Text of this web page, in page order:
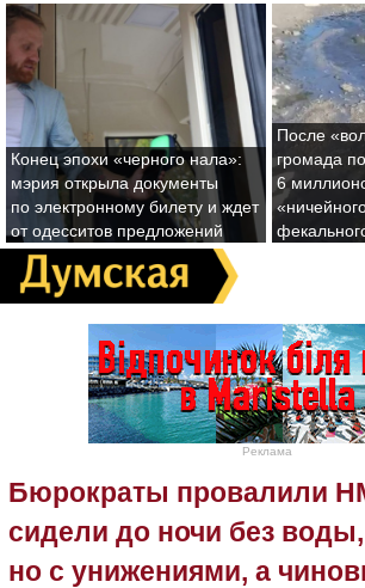
Конец эпохи «черного нала»:
мэрия открыла документы
по электронному билету и ждет
от одесситов предложений
После
громада
6
Реклама
Бюрократы провалили
сидели до ночи без воды,
но с унижениями, а